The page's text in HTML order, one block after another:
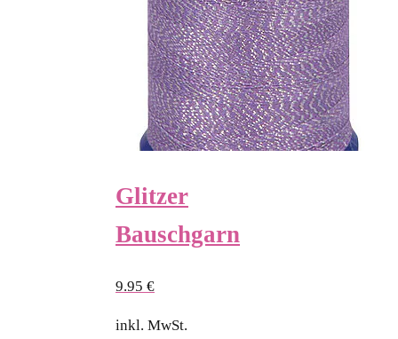
Glitzer
Bauschgarn
9.95 €
inkl. MwSt.